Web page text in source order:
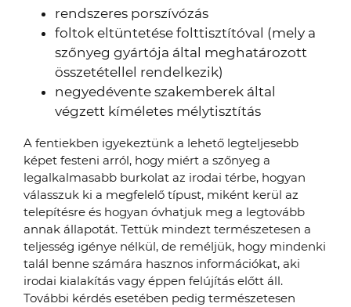
rendszeres porszívózás
foltok eltüntetése folttisztítóval (mely a
szőnyeg gyártója által meghatározott
összetétellel rendelkezik)
negyedévente szakemberek által
végzett kíméletes mélytisztítás
A fentiekben igyekeztünk a lehető legteljesebb
képet festeni arról, hogy miért a szőnyeg a
legalkalmasabb burkolat az irodai térbe, hogyan
válasszuk ki a megfelelő típust, miként kerül az
telepítésre és hogyan óvhatjuk meg a legtovább
annak állapotát. Tettük mindezt természetesen a
teljesség igénye nélkül, de reméljük, hogy mindenki
talál benne számára hasznos információkat, aki
irodai kialakítás vagy éppen felújítás előtt áll.
További kérdés esetében pedig természetesen